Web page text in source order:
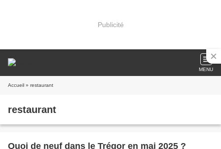
Publicité
MENU
Accueil » restaurant
restaurant
Quoi de neuf dans le Trégor en mai 2025 ?